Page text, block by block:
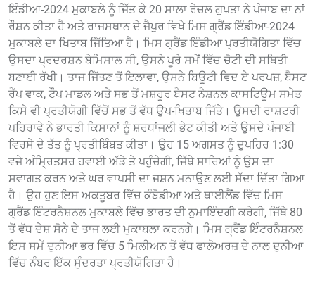
ਇੰਡੀਆ-2024 ਮੁਕਾਬਲੇ ਨੂੰ ਜਿੱਤ ਕੇ 20 ਸਾਲਾ ਰੇਚਲ ਗੁਪਤਾ ਨੇ ਪੰਜਾਬ ਦਾ ਨਾਂ
ਰੌਸ਼ਨ ਕੀਤਾ ਹੈ ਅਤੇ ਰਾਜਸਥਾਨ ਦੇ ਜੈਪੁਰ ਵਿਖੇ ਮਿਸ ਗ੍ਰੈਂਡ ਇੰਡੀਆ-2024
ਮੁਕਾਬਲੇ ਦਾ ਖਿਤਾਬ ਜਿੱਤਿਆ ਹੈ। ਮਿਸ ਗ੍ਰੈਂਡ ਇੰਡੀਆ ਪ੍ਰਤੀਯੋਗਿਤਾ ਵਿੱਚ
ਉਸਦਾ ਪ੍ਰਦਰਸ਼ਨ ਬੇਮਿਸਾਲ ਸੀ, ਉਸਨੇ ਪੂਰੇ ਸਮੇਂ ਵਿੱਚ ਚੋਟੀ ਦੀ ਸਥਿਤੀ
ਬਣਾਈ ਰੱਖੀ। ਤਾਜ ਜਿੱਤਣ ਤੋਂ ਇਲਾਵਾ, ਉਸਨੇ ਬਿਊਟੀ ਵਿਦ ਏ ਪਰਪਜ਼, ਬੈਸਟ
ਰੈਂਪ ਵਾਕ, ਟੌਪ ਮਾਡਲ ਅਤੇ ਸਭ ਤੋਂ ਮਸ਼ਹੂਰ ਬੈਸਟ ਨੈਸ਼ਨਲ ਕਾਸਟਿਊਮ ਸਮੇਤ
ਕਿਸੇ ਵੀ ਪ੍ਰਤੀਯੋਗੀ ਵਿੱਚੋਂ ਸਭ ਤੋਂ ਵੱਧ ਉਪ-ਖਿਤਾਬ ਜਿੱਤੇ। ਉਸਦੀ ਰਾਸ਼ਟਰੀ
ਪਹਿਰਾਵੇ ਨੇ ਭਾਰਤੀ ਕਿਸਾਨਾਂ ਨੂੰ ਸ਼ਰਧਾਂਜਲੀ ਭੇਟ ਕੀਤੀ ਅਤੇ ਉਸਦੇ ਪੰਜਾਬੀ
ਵਿਰਸੇ ਦੇ ਤੱਤ ਨੂੰ ਪ੍ਰਤੀਬਿੰਬਤ ਕੀਤਾ। ਉਹ 15 ਅਗਸਤ ਨੂੰ ਦੁਪਹਿਰ 1:30
ਵਜੇ ਅੰਮ੍ਰਿਤਸਰ ਹਵਾਈ ਅੱਡੇ ਤੇ ਪਹੁੰਚੇਗੀ, ਜਿੱਥੇ ਸਾਰਿਆਂ ਨੂੰ ਉਸ ਦਾ
ਸਵਾਗਤ ਕਰਨ ਅਤੇ ਘਰ ਵਾਪਸੀ ਦਾ ਜਸ਼ਨ ਮਨਾਉਣ ਲਈ ਸੱਦਾ ਦਿੱਤਾ ਗਿਆ
ਹੈ। ਉਹ ਹੁਣ ਇਸ ਅਕਤੂਬਰ ਵਿੱਚ ਕੰਬੋਡੀਆ ਅਤੇ ਥਾਈਲੈਂਡ ਵਿੱਚ ਮਿਸ
ਗ੍ਰੈਂਡ ਇੰਟਰਨੈਸ਼ਨਲ ਮੁਕਾਬਲੇ ਵਿੱਚ ਭਾਰਤ ਦੀ ਨੁਮਾਇੰਦਗੀ ਕਰੇਗੀ, ਜਿੱਥੇ 80
ਤੋਂ ਵੱਧ ਦੇਸ਼ ਸੋਨੇ ਦੇ ਤਾਜ ਲਈ ਮੁਕਾਬਲਾ ਕਰਨਗੇ। ਮਿਸ ਗ੍ਰੈਂਡ ਇੰਟਰਨੈਸ਼ਨਲ
ਇਸ ਸਮੇਂ ਦੁਨੀਆ ਭਰ ਵਿੱਚ 5 ਮਿਲੀਅਨ ਤੋਂ ਵੱਧ ਫਾਲੋਅਰਜ਼ ਦੇ ਨਾਲ ਦੁਨੀਆ
ਵਿੱਚ ਨੰਬਰ ਇੱਕ ਸੁੰਦਰਤਾ ਪ੍ਰਤੀਯੋਗਿਤਾ ਹੈ।